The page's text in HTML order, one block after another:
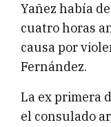
Yañez había
cuatro horas
causa por
Fernández.
La ex primera
el consulado